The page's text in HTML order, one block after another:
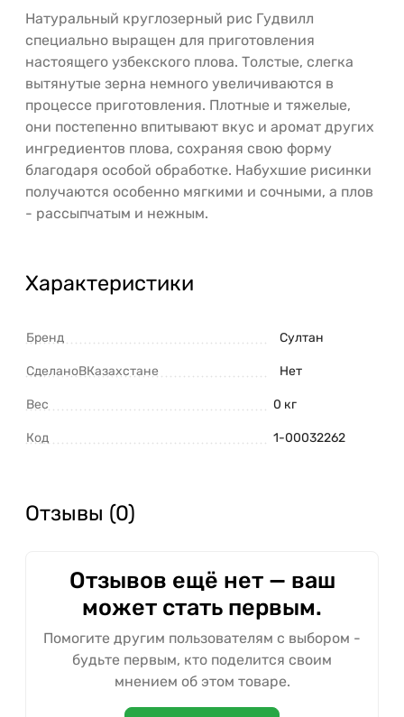
Натуральный круглозерный рис Гудвилл
специально выращен для приготовления
настоящего узбекского плова. Толстые, слегка
вытянутые зерна немного увеличиваются в
процессе приготовления. Плотные и тяжелые,
они постепенно впитывают вкус и аромат других
ингредиентов плова, сохраняя свою форму
благодаря особой обработке. Набухшие рисинки
получаются особенно мягкими и сочными, а плов
- рассыпчатым и нежным.
Характеристики
Бренд Султан
СделаноВКазахстане Нет
Вес 0 кг
Код 1-00032262
Отзывы (0)
Отзывов ещё нет — ваш
может стать первым.
Помогите другим пользователям с выбором -
будьте первым, кто поделится своим
мнением об этом товаре.